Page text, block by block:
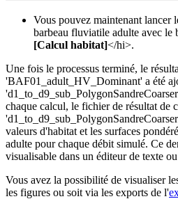
Vous pouvez maintenant lancer
barbeau fluviatile adulte avec
[Calcul habitat]</hi>.
Une fois le processus terminé, le
'BAF01_adult_HV_Dominant' a été
chaque calcul, le fichier de résultat de
valeurs d'habitat et les surfaces
adulte pour chaque débit simulé. Ce
visualisable dans un éditeur de texte
Vous avez la possibilité de visualiser
les figures ou soit via les exports de l'